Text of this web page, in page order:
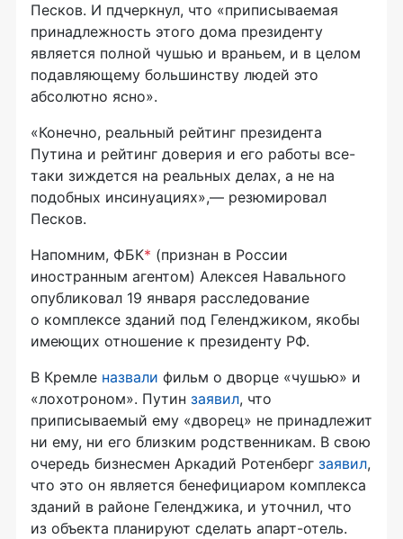
Песков. И пдчеркнул, что «приписываемая
принадлежность этого дома президенту
является полной чушью и враньем, и в целом
подавляющему большинству людей это
абсолютно ясно».
«Конечно, реальный рейтинг президента
Путина и рейтинг доверия и его работы все-
таки зиждется на реальных делах, а не на
подобных инсинуациях»,— резюмировал
Песков.
Напомним, ФБК* (признан в России
иностранным агентом) Алексея Навального
опубликовал 19 января расследование
о комплексе зданий под Геленджиком, якобы
имеющих отношение к президенту РФ.
В Кремле назвали фильм о дворце «чушью» и
«лохотроном». Путин заявил, что
приписываемый ему «дворец» не принадлежит
ни ему, ни его близким родственникам. В свою
очередь бизнесмен Аркадий Ротенберг заявил,
что это он является бенефициаром комплекса
зданий в районе Геленджика, и уточнил, что
из объекта планируют сделать апарт-отель.